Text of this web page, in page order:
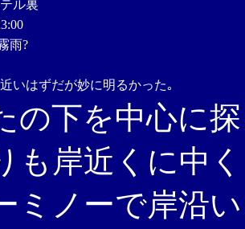
ル裏
雨?
いはずだが妙に明るかった｡
の下を中心に
も岸近くに中
ミノーで岸沿